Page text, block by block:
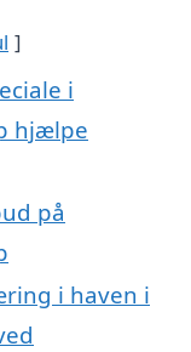
i
hjælpe
på
i haven i